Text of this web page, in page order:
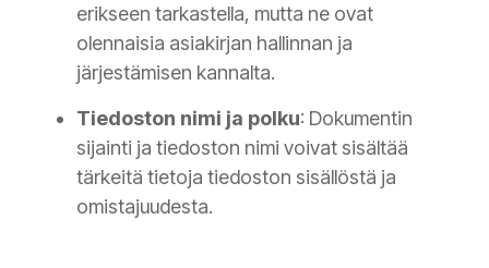
erikseen tarkastella, mutta ne ovat
olennaisia asiakirjan hallinnan ja
järjestämisen kannalta.
Tiedoston nimi ja polku: Dokumentin
sijainti ja tiedoston nimi voivat sisältää
tärkeitä tietoja tiedoston sisällöstä ja
omistajuudesta.